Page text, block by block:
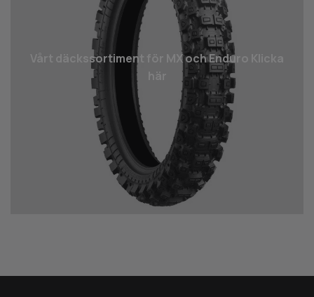
Vårt däcks­sortiment för MX och Enduro Klicka